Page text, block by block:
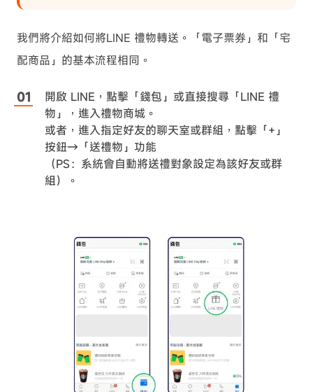
我們將介紹如何將LINE 禮物轉送。「電子票券」和「宅
配商品」的基本流程相同。
開啟 LINE，點擊「錢包」或直接搜尋「LINE 禮
物」，進入禮物商城。
或者，進入指定好友的聊天室或群組，點擊「+」
按鈕→「送禮物」功能
（PS：系統會自動將送禮對象設定為該好友或群
組）。